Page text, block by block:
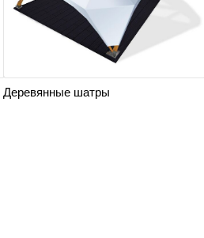
Деревянные шатры